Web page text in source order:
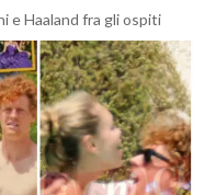
e Haaland fra gli ospiti